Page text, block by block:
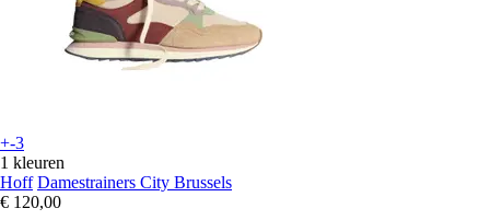
+-3
1 kleuren
Hoff Damestrainers City Brussels
€ 120,00